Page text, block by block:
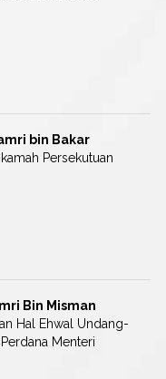
bin Bakar
Persekutuan
Bin Misman
Hal Ehwal Undang-
Menteri